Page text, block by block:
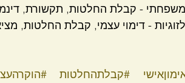
משפחתי - קבלת החלטות, תקשורת,
- דימוי עצמי, קבלת החלטות,
#קבלתהחלטות